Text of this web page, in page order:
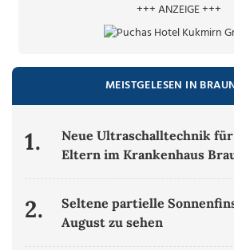
+++ ANZEIGE +++
MEISTGELESEN IN
1.
Neue Ultraschalltechnik
Eltern im Krankenhaus
2.
Seltene partielle
August zu sehen